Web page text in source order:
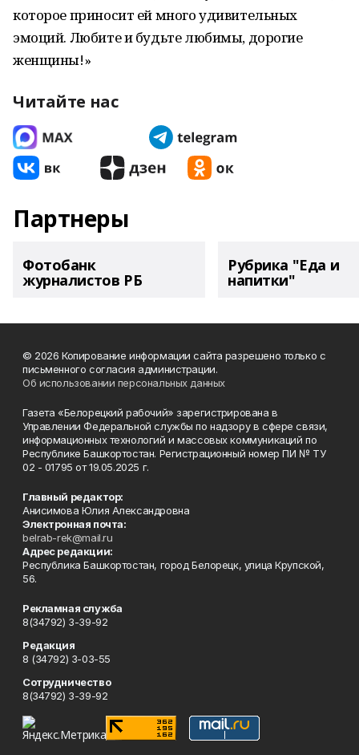
которое приносит ей много удивительных
эмоций. Любите и будьте любимы, дорогие
женщины!»
Читайте нас
Партнеры
Фотобанк
журналистов РБ
Рубрика "Еда и
напитки"
© 2026 Копирование информации сайта разрешено только с
письменного согласия администрации.
Об использовании персональных данных
Газета «Белорецкий рабочий» зарегистрирована в
Управлении Федеральной службы по надзору в сфере связи,
информационных технологий и массовых коммуникаций по
Республике Башкортостан. Регистрационный номер ПИ № ТУ
02 - 01795 от 19.05.2025 г.
Главный редактор:
Анисимова Юлия Александровна
Электронная почта:
belrab-rek@mail.ru
Адрес редакции:
Республика Башкортостан, город Белорецк, улица Крупской,
56.
Рекламная служба
8(34792) 3-39-92
Редакция
8 (34792) 3-03-55
Сотрудничество
8(34792) 3-39-92